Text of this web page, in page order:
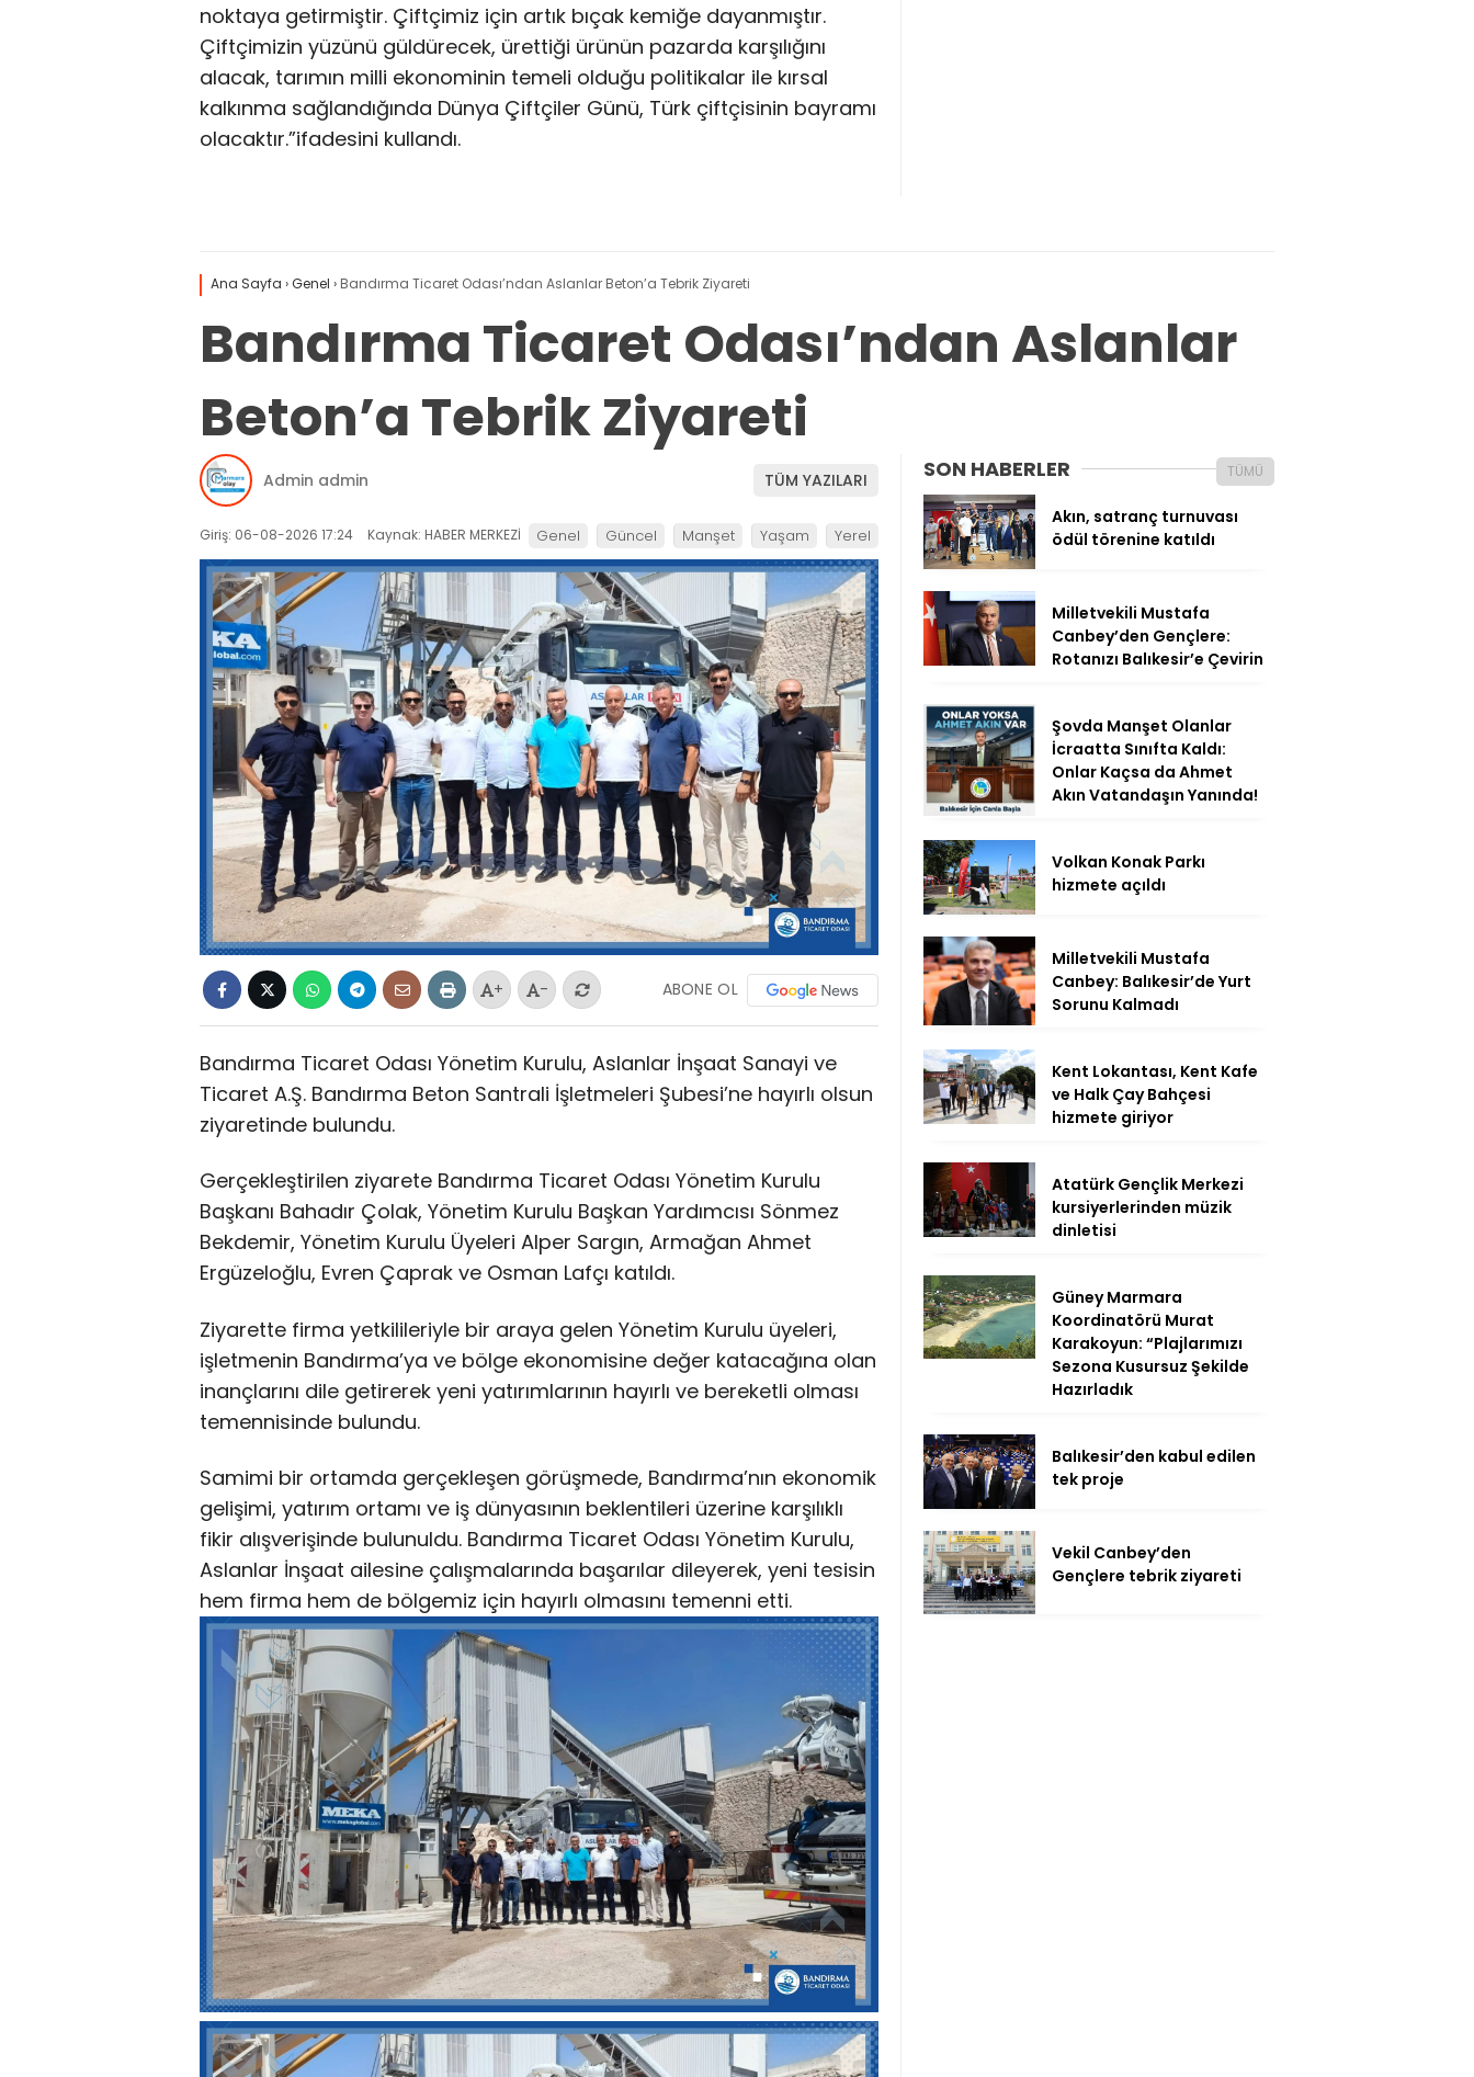
noktaya getirmiştir. Çiftçimiz için artık bıçak kemiğe dayanmıştır.
Çiftçimizin yüzünü güldürecek, ürettiği ürünün pazarda karşılığını
alacak, tarımın milli ekonominin temeli olduğu politikalar ile kırsal
kalkınma sağlandığında Dünya Çiftçiler Günü, Türk çiftçisinin bayramı
olacaktır.”ifadesini kullandı.
Ana Sayfa ›Genel › Bandırma Ticaret Odası’ndan Aslanlar Beton’a Tebrik Ziyareti
Bandırma Ticaret Odası’ndan Aslanlar
Beton’a Tebrik Ziyareti
Admin admin TÜM YAZILARI
Giriş: 06-08-2026 17:24 Kaynak: HABER MERKEZİ Genel Güncel Manşet Yaşam Yerel
+ - ABONE OL
Bandırma Ticaret Odası Yönetim Kurulu, Aslanlar İnşaat Sanayi ve
Ticaret A.Ş. Bandırma Beton Santrali İşletmeleri Şubesi’ne hayırlı olsun
ziyaretinde bulundu.
Gerçekleştirilen ziyarete Bandırma Ticaret Odası Yönetim Kurulu
Başkanı Bahadır Çolak, Yönetim Kurulu Başkan Yardımcısı Sönmez
Bekdemir, Yönetim Kurulu Üyeleri Alper Sargın, Armağan Ahmet
Ergüzeloğlu, Evren Çaprak ve Osman Lafçı katıldı.
Ziyarette firma yetkilileriyle bir araya gelen Yönetim Kurulu üyeleri,
işletmenin Bandırma’ya ve bölge ekonomisine değer katacağına olan
inançlarını dile getirerek yeni yatırımlarının hayırlı ve bereketli olması
temennisinde bulundu.
Samimi bir ortamda gerçekleşen görüşmede, Bandırma’nın ekonomik
gelişimi, yatırım ortamı ve iş dünyasının beklentileri üzerine karşılıklı
fikir alışverişinde bulunuldu. Bandırma Ticaret Odası Yönetim Kurulu,
Aslanlar İnşaat ailesine çalışmalarında başarılar dileyerek, yeni tesisin
hem firma hem de bölgemiz için hayırlı olmasını temenni etti.
SON HABERLER TÜMÜ
Akın, satranç turnuvası
ödül törenine katıldı
Milletvekili Mustafa
Canbey’den Gençlere:
Rotanızı Balıkesir’e Çevirin
Şovda Manşet Olanlar
İcraatta Sınıfta Kaldı:
Onlar Kaçsa da Ahmet
Akın Vatandaşın Yanında!
Volkan Konak Parkı
hizmete açıldı
Milletvekili Mustafa
Canbey: Balıkesir’de Yurt
Sorunu Kalmadı
Kent Lokantası, Kent Kafe
ve Halk Çay Bahçesi
hizmete giriyor
Atatürk Gençlik Merkezi
kursiyerlerinden müzik
dinletisi
Güney Marmara
Koordinatörü Murat
Karakoyun: “Plajlarımızı
Sezona Kusursuz Şekilde
Hazırladık
Balıkesir’den kabul edilen
tek proje
Vekil Canbey’den
Gençlere tebrik ziyareti